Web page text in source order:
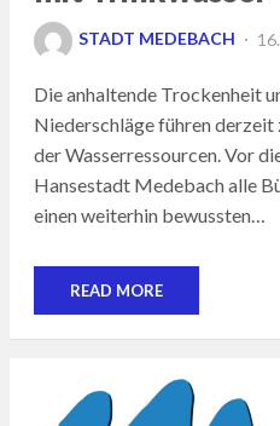
STADT MEDEBACH
Die anhaltende Trockenheit
Niederschläge führen derzeit
der Wasserressourcen. Vor
Hansestadt Medebach alle
einen weiterhin bewussten…
READ MORE